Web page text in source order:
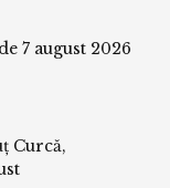
7 august 2026
Curcă,